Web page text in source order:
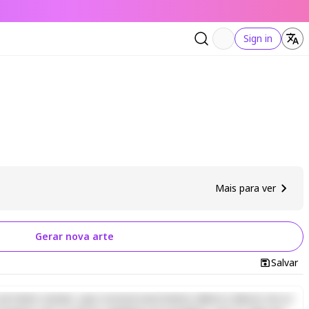
Sign in
Mais para ver
Gerar nova arte
Salvar
veniam, quis nostrud exercitation ullamco laboris nisi ut